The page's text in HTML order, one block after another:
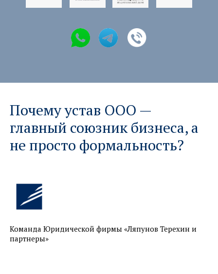
Почему устав ООО —
главный союзник бизнеса, а
не просто формальность?
Команда Юридической фирмы «Ляпунов Терехин и
партнеры»